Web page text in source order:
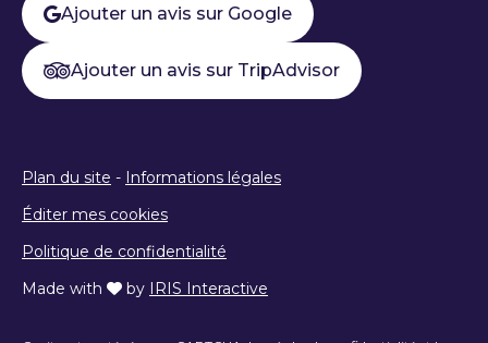
Ajouter un avis sur Google
Ajouter un avis sur TripAdvisor
Plan du site - Informations légales
Éditer mes cookies
Politique de confidentialité
Made with
by IRIS Interactive